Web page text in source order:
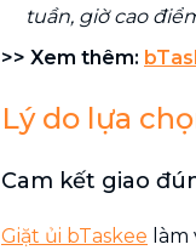
tuần, giờ cao
>> Xem thêm:
Lý do lựa
Cam kết giao
Giặt ủi bTaskee